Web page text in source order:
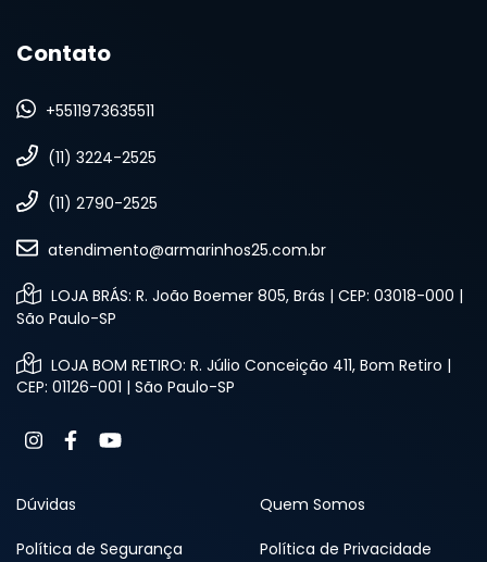
Contato
+5511973635511
(11) 3224-2525
(11) 2790-2525
atendimento@armarinhos25.com.br
LOJA BRÁS: R. João Boemer 805, Brás | CEP: 03018-000 |
São Paulo-SP
LOJA BOM RETIRO: R. Júlio Conceição 411, Bom Retiro |
CEP: 01126-001 | São Paulo-SP
Dúvidas Quem Somos
Política de Segurança Política de Privacidade